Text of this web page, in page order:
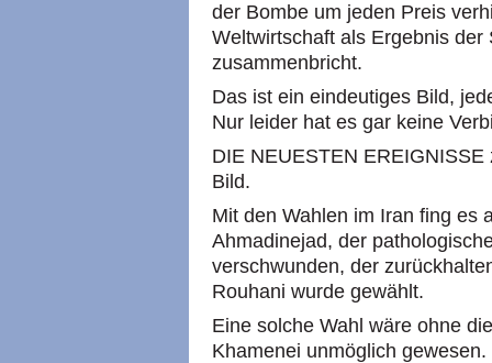
der Bombe um jeden Preis
Weltwirtschaft als Ergebnis
zusammenbricht.
Das ist ein eindeutiges Bild,
Nur leider hat es gar keine
DIE NEUESTEN
Bild.
Mit den Wahlen im Iran fing es
Ahmadinejad, der
verschwunden, der
Rouhani wurde gewählt.
Eine solche Wahl wäre ohne
Khamenei unmöglich